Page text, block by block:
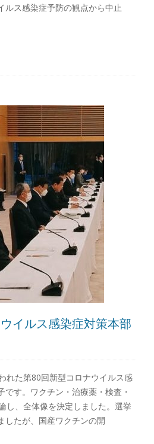
ルス感染症予防の観点から中止
イルス感染症対策本部
れた第80回新型コロナウイルス感
す。ワクチン・治療薬・検査・
し、全体像を決定しました。選挙
したが、国産ワクチンの開